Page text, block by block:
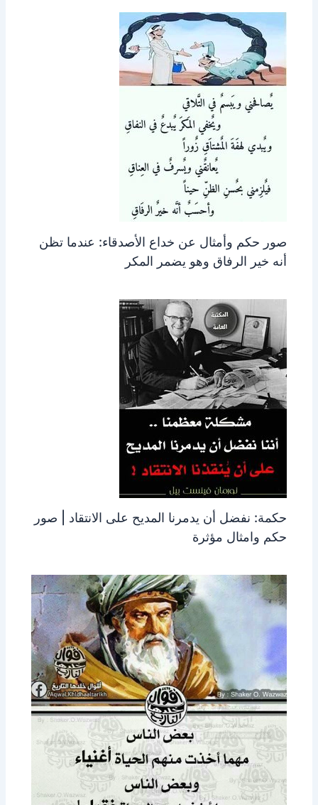
صور حكم وأمثال عن خداع الأصدقاء: عندما تظن
أنه خير الرفاق وهو يضمر المكر
حكمة: نفضل أن يدمرنا المديح على الانتقاد | صور
حكم وامثال مؤثرة